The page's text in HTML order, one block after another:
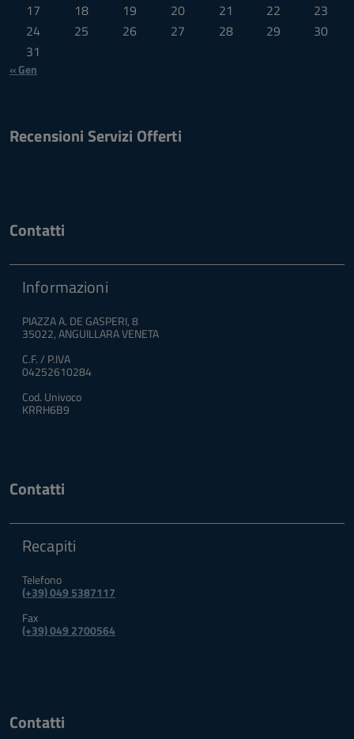
17
18 19 20 21 22
23
24
25 26 27 28 29
30
31
« Gen
Recensioni Servizi Offerti
Contatti
Informazioni
PIAZZA A. DE GASPERI, 8
35022, ANGUILLARA VENETA
C.F. / P.IVA
04252610284
Cod. Univoco
KRRH6B9
Contatti
Recapiti
Telefono
(+39) 049 5387117
Fax
(+39) 049 2700564
Contatti